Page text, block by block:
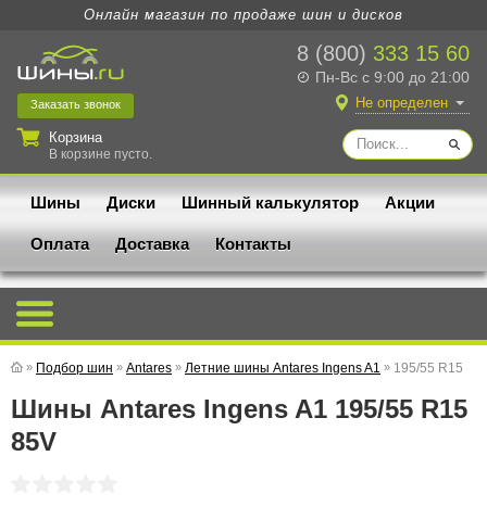
Онлайн магазин по продаже шин и дисков
8 (800) 333 15 60
Пн-Вс с 9:00 до 21:00
Заказать звонок
Корзина
В корзине пусто.
Не определен
Шины Диски Шинный калькулятор Акции
Оплата Доставка Контакты
» Подбор шин » Antares » Летние шины Antares Ingens A1 » 195/55 R15
Шины Antares Ingens A1 195/55 R15
85V